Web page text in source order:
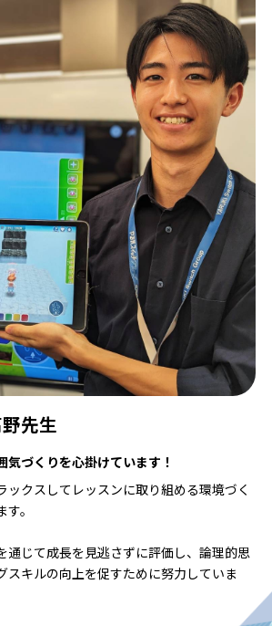
先生
気づくりを心掛けています！
ックスしてレッスンに取り組める環境づく
。
通じて成長を見逃さずに評価し、論理的思
スキルの向上を促すために努力していま